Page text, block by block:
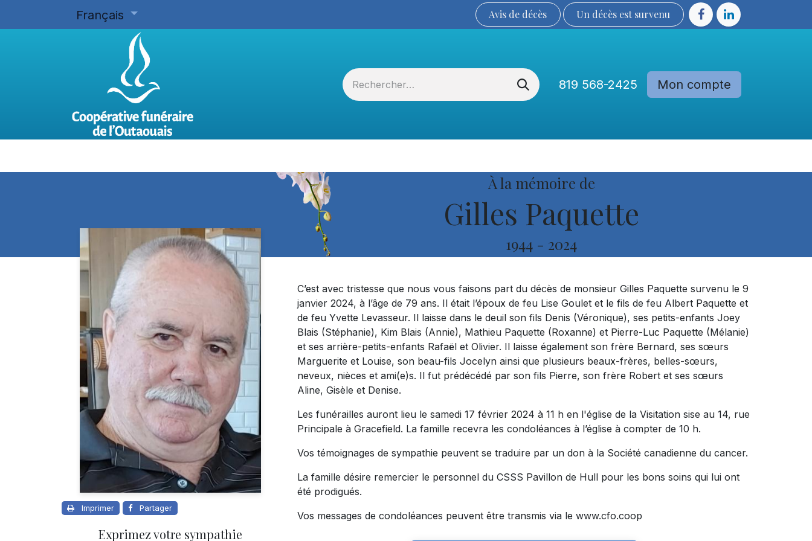
Français Avis de décès Un décès est sur​​​​​​​​ve​nu​​​​​​​​​​
819 568-2425 Mon compte
À la mémoire de
Gilles Paquette
1944 - 2024
Imprimer Partager
Exprimez votre sympathie
C’est avec tristesse que nous vous faisons part du décès de monsieur Gilles Paquette survenu le 9
janvier 2024, à l’âge de 79 ans. Il était l’époux de feu Lise Goulet et le fils de feu Albert Paquette et
de feu Yvette Levasseur. Il laisse dans le deuil son fils Denis (Véronique), ses petits-enfants Joey
Blais (Stéphanie), Kim Blais (Annie), Mathieu Paquette (Roxanne) et Pierre-Luc Paquette (Mélanie)
et ses arrière-petits-enfants Rafaël et Olivier. Il laisse également son frère Bernard, ses sœurs
Marguerite et Louise, son beau-fils Jocelyn ainsi que plusieurs beaux-frères, belles-sœurs,
neveux, nièces et ami(e)s. Il fut prédécédé par son fils Pierre, son frère Robert et ses sœurs
Aline, Gisèle et Denise.
Les funérailles auront lieu le samedi 17 février 2024 à 11 h en l'église de la Visitation sise au 14, rue
Principale à Gracefield. La famille recevra les condoléances à l’église à compter de 10 h.
Vos témoignages de sympathie peuvent se traduire par un don à la Société canadienne du cancer.
La famille désire remercier le personnel du CSSS Pavillon de Hull pour les bons soins qui lui ont
été prodigués.
Vos messages de condoléances peuvent être transmis via le www.cfo.coop